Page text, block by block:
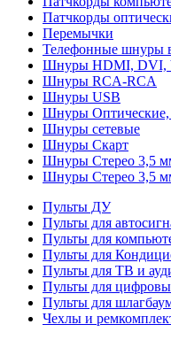
Патчкорды
Перемычки
Телефонные шнуры
Шнуры HDMI, DVI,
Шнуры RCA-RCA
Шнуры USB
Шнуры
Шнуры сетевые
Шнуры Скарт
Шнуры Стерео 3,5
Шнуры Стерео 3,5
Пульты ДУ
Пульты для
Пульты для
Пульты для
Пульты для ТВ и
Пульты для
Пульты для
Чехлы и